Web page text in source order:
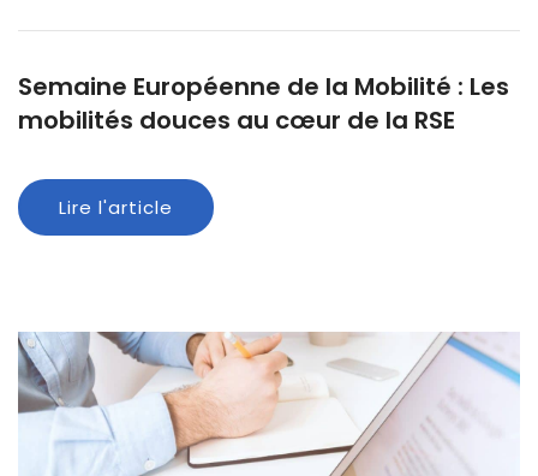
Semaine Européenne de la Mobilité : Les
mobilités douces au cœur de la RSE
Lire l'article